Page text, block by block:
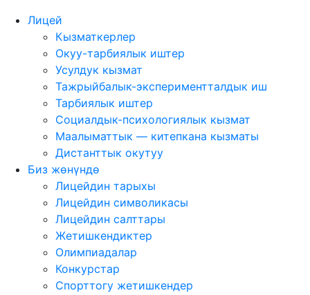
Лицей
Кызматкерлер
Окуу-тарбиялык иштер
Усулдук кызмат
Тажрыйбалык-экспериментталдык иш
Тарбиялык иштер
Социалдык-психологиялык кызмат
Маалыматтык — китепкана кызматы
Дистанттык окутуу
Биз жөнүндө
Лицейдин тарыхы
Лицейдин символикасы
Лицейдин салттары
Жетишкендиктер
Олимпиадалар
Конкурстар
Спорттогу жетишкендер